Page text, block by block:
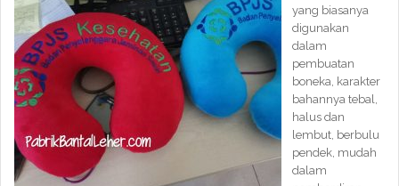
yang biasanya
digunakan
dalam
pembuatan
boneka, karakter
bahannya tebal,
halus dan
lembut, berbulu
pendek, mudah
dalam